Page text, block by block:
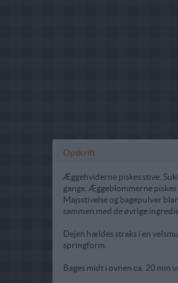
Opskrift
Æggehviderne piskes stive.
gange. Æggeblommerne piskes
Majsstivelse og bagepulver
sammen med de øvrige
Dejen hældes straks i en
springform.
Bages midt i ovnen ca. 20 min